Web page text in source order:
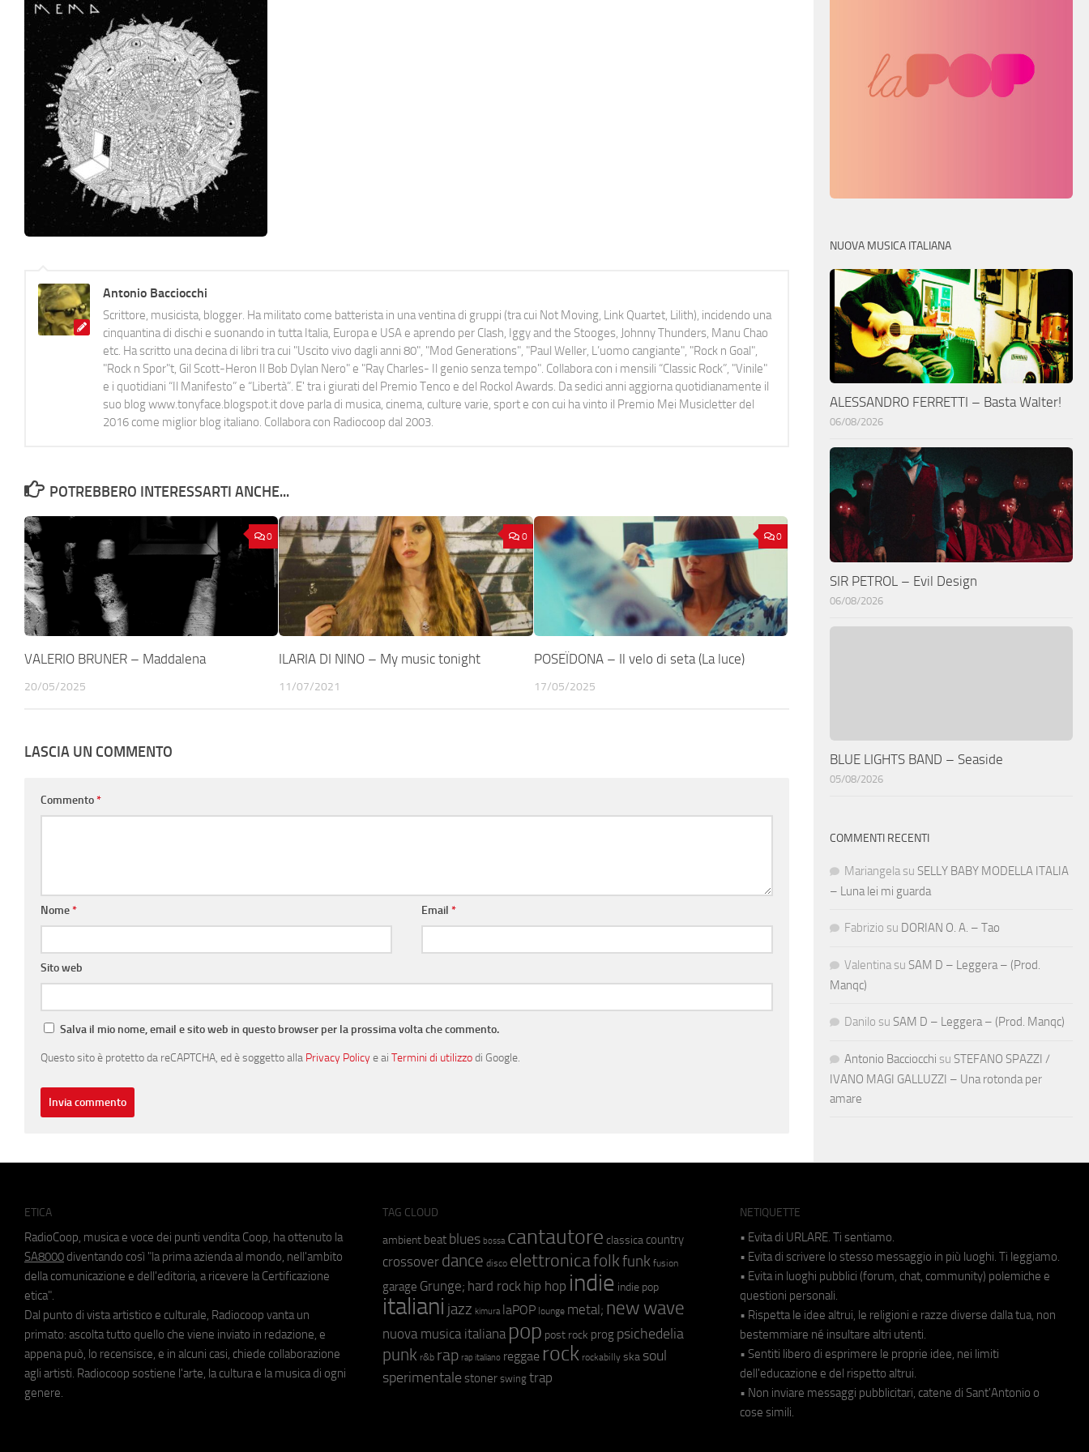
Antonio Bacciocchi
Scrittore, musicista, blogger. Ha militato come batterista in una ventina di gruppi (tra cui Not Moving, Link Quartet, Lilith), incidendo una
cinquantina di dischi e suonando in tutta Italia, Europa e USA e aprendo per Clash, Iggy and the Stooges, Johnny Thunders, Manu Chao
etc. Ha scritto una decina di libri tra cui "Uscito vivo dagli anni 80", "Mod Generations", "Paul Weller, L’uomo cangiante", "Rock n Goal",
"Rock n Spor"t, Gil Scott-Heron Il Bob Dylan Nero" e "Ray Charles- Il genio senza tempo". Collabora con i mensili “Classic Rock”, "Vinile"
e i quotidiani “Il Manifesto” e “Libertà”. E' tra i giurati del Premio Tenco e del Rockol Awards. Da sedici anni aggiorna quotidianamente il
suo blog www.tonyface.blogspot.it dove parla di musica, cinema, culture varie, sport e con cui ha vinto il Premio Mei Musicletter del
2016 come miglior blog italiano. Collabora con Radiocoop dal 2003.
POTREBBERO INTERESSARTI ANCHE...
0
VALERIO BRUNER – Maddalena
20/05/2025
0
ILARIA DI NINO – My music tonight
11/07/2021
0
POSEÏDONA – Il velo di seta (La luce)
17/05/2025
LASCIA UN COMMENTO
Commento*
Nome* Email*
Sito web
Salva il mio nome, email e sito web in questo browser per la prossima volta che commento.
Questo sito è protetto da reCAPTCHA, ed è soggetto alla Privacy Policye ai Termini di utilizzodi Google.
NUOVA MUSICA ITALIANA
ALESSANDRO FERRETTI – Basta Walter!
06/08/2026
SIR PETROL – Evil Design
06/08/2026
BLUE LIGHTS BAND – Seaside
05/08/2026
COMMENTI RECENTI
Mariangela su SELLY BABY MODELLA ITALIA
– Luna lei mi guarda
Fabrizio su DORIAN O. A. – Tao
Valentina su SAM D – Leggera – (Prod.
Manqc)
Danilo su SAM D – Leggera – (Prod. Manqc)
Antonio Bacciocchi su STEFANO SPAZZI /
IVANO MAGI GALLUZZI – Una rotonda per
amare
ETICA
RadioCoop, musica e voce dei punti vendita Coop, ha ottenuto la
SA8000 diventando così "la prima azienda al mondo, nell'ambito
della comunicazione e dell'editoria, a ricevere la Certificazione
etica".
Dal punto di vista artistico e culturale, Radiocoop vanta un
primato: ascolta tutto quello che viene inviato in redazione, e
appena può, lo recensisce, e in alcuni casi, chiede collaborazione
agli artisti. Radiocoop sostiene l'arte, la cultura e la musica di ogni
genere.
TAG CLOUD
ambient beat blues bossa cantautore classica country
crossover dance disco elettronicafolkfunk fusion
garage Grunge; hard rock hip hop indie indie pop
italiani jazz kimura laPOP lounge metal; new wave
nuova musica italiana pop post rock prog psichedelia
punk r&b rap rap italiano reggae rock rockabilly ska soul
sperimentale stoner swing trap
NETIQUETTE
• Evita di URLARE. Ti sentiamo.
• Evita di scrivere lo stesso messaggio in più luoghi. Ti leggiamo.
• Evita in luoghi pubblici (forum, chat, community) polemiche e
questioni personali.
• Rispetta le idee altrui, le religioni e razze diverse dalla tua, non
bestemmiare né insultare altri utenti.
• Sentiti libero di esprimere le proprie idee, nei limiti
dell'educazione e del rispetto altrui.
• Non inviare messaggi pubblicitari, catene di Sant'Antonio o
cose simili.